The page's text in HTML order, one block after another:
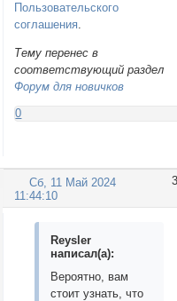
Пользовательского
соглашения.
Тему перенес в
соответствующий раздел
Форум для новичков
0
3
Сб, 11 Май 2024
11:44:10
Reysler
написал(а):
Вероятно, вам
стоит узнать, что